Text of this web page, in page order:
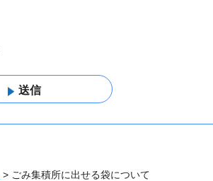
> ごみ集積所に出せる袋について